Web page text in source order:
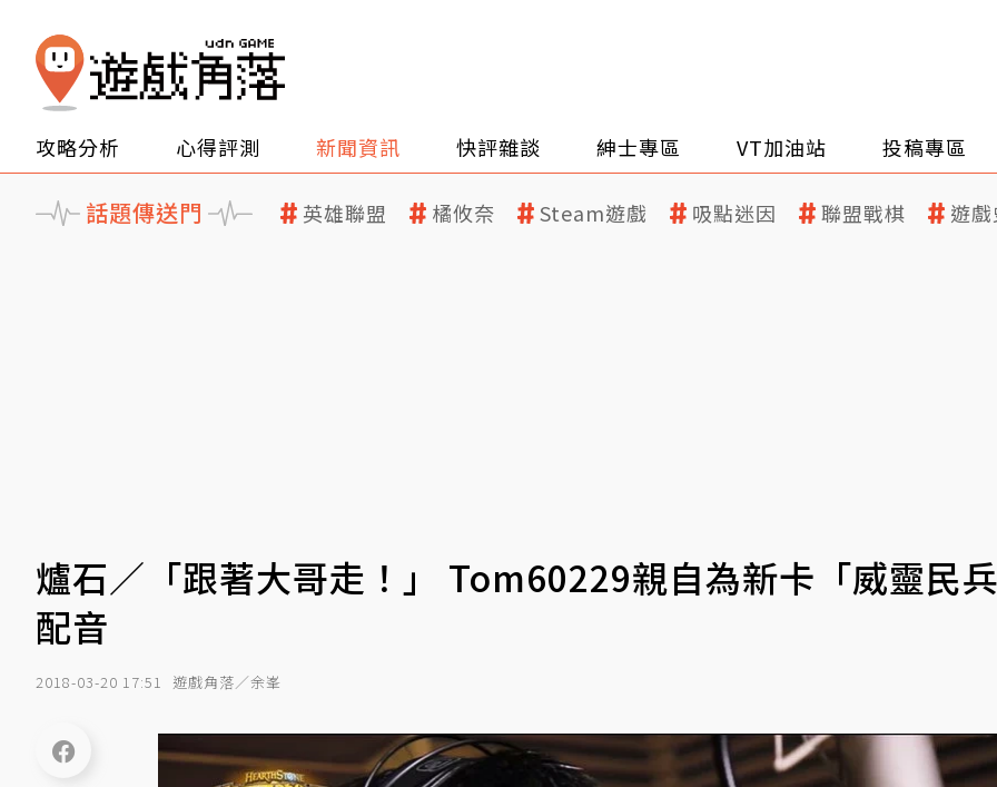
攻略分析 心得評測 新聞資訊 快評雜談 紳士專區 VT加油站 投稿專區
話題傳送門 英雄聯盟 橘攸奈 Steam遊戲 吸點迷因 聯盟戰棋 遊
爐石／「跟著大哥走！」 Tom60229親自為新卡「威靈民兵
配音
2018-03-20 17:51 遊戲角落／余峯